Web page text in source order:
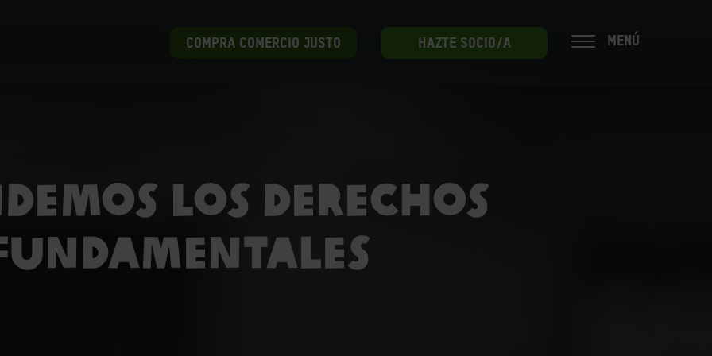
COMPRA COMERCIO JUSTO HAZTE SOCIO/A MENÚ
LOS DERECHOS